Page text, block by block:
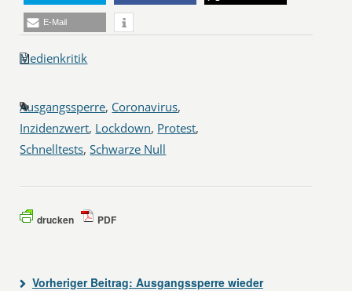
E-Mail
Medienkritik
Ausgangssperre, Coronavirus,
Inzidenzwert, Lockdown, Protest,
Schnelltests,Schwarze Null
drucken PDF
Vorheriger Beitrag: Ausgangssperre wieder